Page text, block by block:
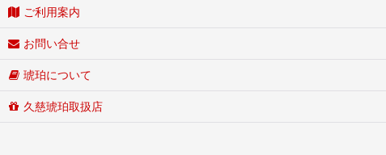
ご利用案内
お問い合せ
琥珀について
久慈琥珀取扱店